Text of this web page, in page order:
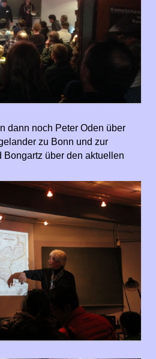
dann noch Peter Oden über
zu Bonn und zur
Bongartz über den aktuellen